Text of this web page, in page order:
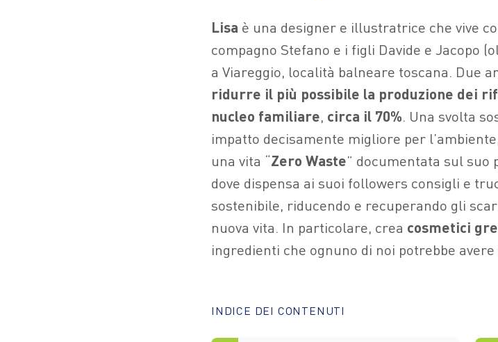
Lisa è una designer e illustratrice che vive
compagno Stefano e i figli Davide e Jacopo
a Viareggio, località balneare toscana. Due
ridurre il più possibile la produzione dei
nucleo familiare, circa il 70%. Una svolta
impatto decisamente migliore per
una vita “Zero Waste” documentata sul suo
dove dispensa ai suoi followers consigli e
sostenibile, riducendo e recuperando gli
nuova vita. In particolare, crea cosmetici
ingredienti che ognuno di noi potrebbe
INDICE DEI CONTENUTI